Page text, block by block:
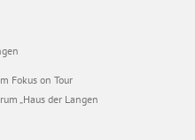
Fokus on Tour
„Haus der Langen